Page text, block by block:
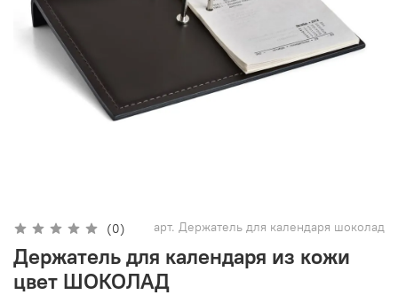
(0) арт. Держатель для календаря шоколад
Держатель для календаря из кожи
цвет ШОКОЛАД